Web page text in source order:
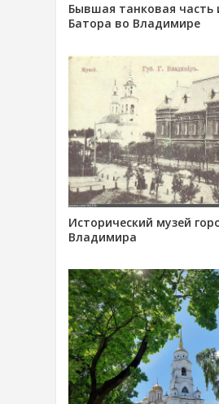
Бывшая танковая часть
Батора во Владимире
Исторический музей
Владимира